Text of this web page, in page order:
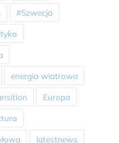
#Szwecja
energia wiatrowa
Europa
latestnews